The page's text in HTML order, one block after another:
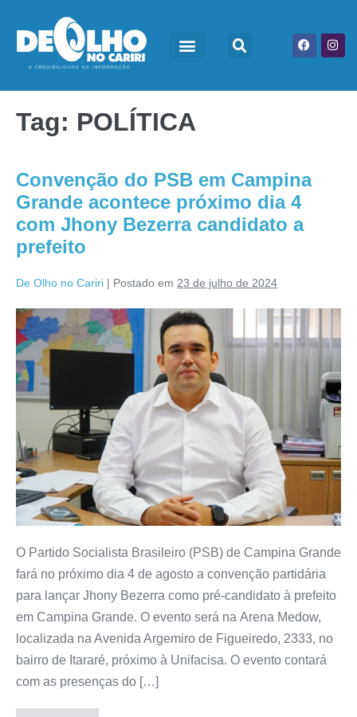
Tag: POLÍTICA
Convenção do PSB em Campina
Grande acontece próximo dia 4
com Jhony Bezerra candidato a
prefeito
De Olho no Cariri | Postado em 23 de julho de 2024
O Partido Socialista Brasileiro (PSB) de Campina Grande
fará no próximo dia 4 de agosto a convenção partidária
para lançar Jhony Bezerra como pré-candidato à prefeito
em Campina Grande. O evento será na Arena Medow,
localizada na Avenida Argemiro de Figueiredo, 2333, no
bairro de Itararé, próximo à Unifacisa. O evento contará
com as presenças do […]